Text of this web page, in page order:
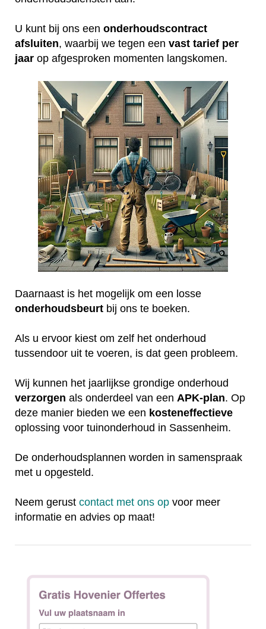
U kunt bij ons een onderhoudscontract
afsluiten, waarbij we tegen een vast tarief per
jaar op afgesproken momenten langskomen.
Daarnaast is het mogelijk om een losse
onderhoudsbeurt bij ons te boeken.
Als u ervoor kiest om zelf het onderhoud
tussendoor uit te voeren, is dat geen probleem.
Wij kunnen het jaarlijkse grondige onderhoud
verzorgen als onderdeel van een APK-plan. Op
deze manier bieden we een kosteneffectieve
oplossing voor tuinonderhoud in Sassenheim.
De onderhoudsplannen worden in samenspraak
met u opgesteld.
Neem gerust contact met ons op voor meer
informatie en advies op maat!